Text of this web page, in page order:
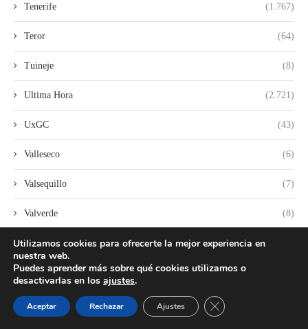
Tenerife (1.767)
Teror (64)
Tuineje (8)
Ultima Hora (2.721)
UxGC (43)
Valleseco (6)
Valsequillo (7)
Valverde (8)
varios
Vilaflor
VOX
Utilizamos cookies para ofrecerte la mejor experiencia en
nuestra web.
Puedes aprender más sobre qué cookies utilizamos o
desactivarlas en los ajustes.
Aceptar Rechazar Ajustes CERRAR EL